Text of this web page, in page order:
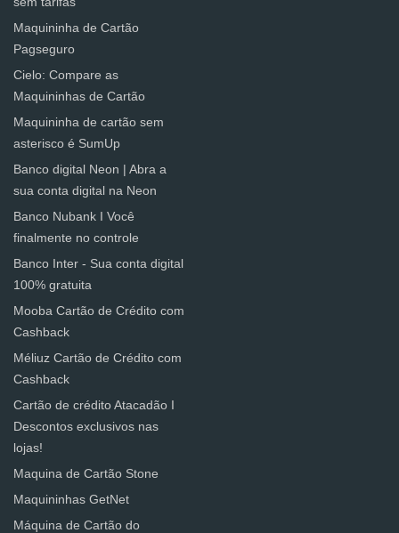
Maquininha de Cartão
Pagseguro
Cielo: Compare as
Maquininhas de Cartão
Maquininha de cartão sem
asterisco é SumUp
Banco digital Neon | Abra a
sua conta digital na Neon
Banco Nubank I Você
finalmente no controle
Banco Inter - Sua conta digital
100% gratuita
Mooba Cartão de Crédito com
Cashback
Méliuz Cartão de Crédito com
Cashback
Cartão de crédito Atacadão I
Descontos exclusivos nas
lojas!
Maquina de Cartão Stone
Maquininhas GetNet
Máquina de Cartão do